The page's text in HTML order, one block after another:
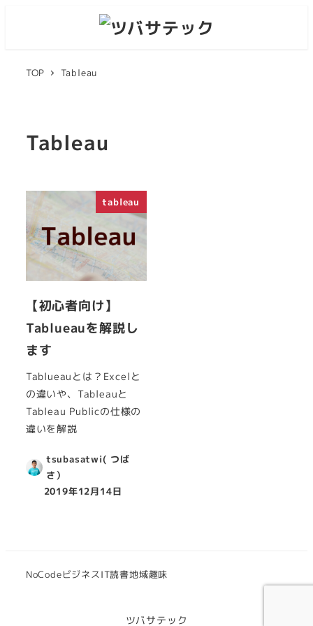
TOP Tableau
Tableau
tableau
【初心者向け】
Tablueauを解説し
ます
Tablueauとは？Excelと
の違いや、Tableauと
Tableau Publicの仕様の
違いを解説
tsubasatwi( つば
さ）
2019年12月14日
NoCodeビジネスIT読書地域趣味
ツバサテック